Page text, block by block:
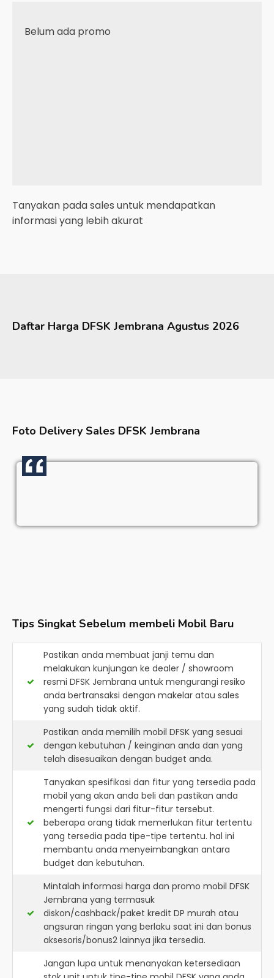
Belum ada promo
Tanyakan pada sales untuk mendapatkan
informasi yang lebih akurat
Daftar Harga DFSK Jembrana Agustus 2026
Foto Delivery Sales DFSK Jembrana
Tips Singkat Sebelum membeli Mobil Baru
Pastikan anda membuat janji temu dan
melakukan kunjungan ke dealer / showroom
resmi DFSK Jembrana untuk mengurangi resiko
anda bertransaksi dengan makelar atau sales
yang sudah tidak aktif.
Pastikan anda memilih mobil DFSK yang sesuai
dengan kebutuhan / keinginan anda dan yang
telah disesuaikan dengan budget anda.
Tanyakan spesifikasi dan fitur yang tersedia pada
mobil yang akan anda beli dan pastikan anda
mengerti fungsi dari fitur-fitur tersebut.
beberapa orang tidak memerlukan fitur tertentu
yang tersedia pada tipe-tipe tertentu. hal ini
membantu anda menyeimbangkan antara
budget dan kebutuhan.
Mintalah informasi harga dan promo mobil DFSK
Jembrana yang termasuk
diskon/cashback/paket kredit DP murah atau
angsuran ringan yang berlaku saat ini dan bonus
aksesoris/bonus2 lainnya jika tersedia.
Jangan lupa untuk menanyakan ketersediaan